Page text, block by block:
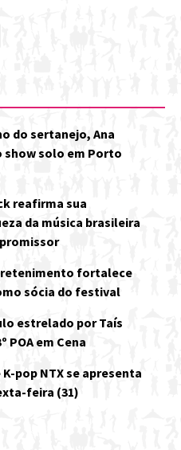
do sertanejo, Ana
show solo em Porto
reafirma sua
da música brasileira
fortalece
sócia do festival
estrelado por Taís
POA em Cena
K-pop NTX se apresenta
feira (31)